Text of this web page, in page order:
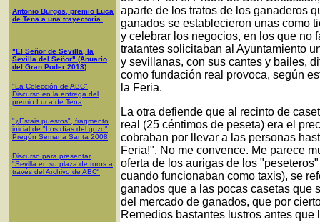
Antonio Burgos, premio Luca
de Tena a una trayectoria
"El Señor de Sevilla, la
Sevilla del Señor" (Anuario
del Gran Poder 2013)
"La Colección de ABC"
Discurso en la entrega del
premio Luca de Tena
"¿Estais puestos", fragmento
inicial de "Los días del gozo",
Pregón Semana Santa 2008
Discurso para presentar
"Sevilla en su plaza de toros a
través del Archivo de ABC"
aparte de los tratos de los ganaderos
ganados se establecieron unas como
y celebrar los negocios, en los que no
tratantes solicitaban al Ayuntamiento
y sevillanas, con sus cantes y bailes,
como fundación real provoca, según
la Feria.
La otra defiende que al recinto de
real (25 céntimos de peseta) era el
cobraban por llevar a las personas
Feria!". No me convence. Me parece
oferta de los aurigas de los
cuando funcionaban como taxis), se
ganados que a las pocas casetas que
del mercado de ganados, que por
Remedios bastantes lustros antes